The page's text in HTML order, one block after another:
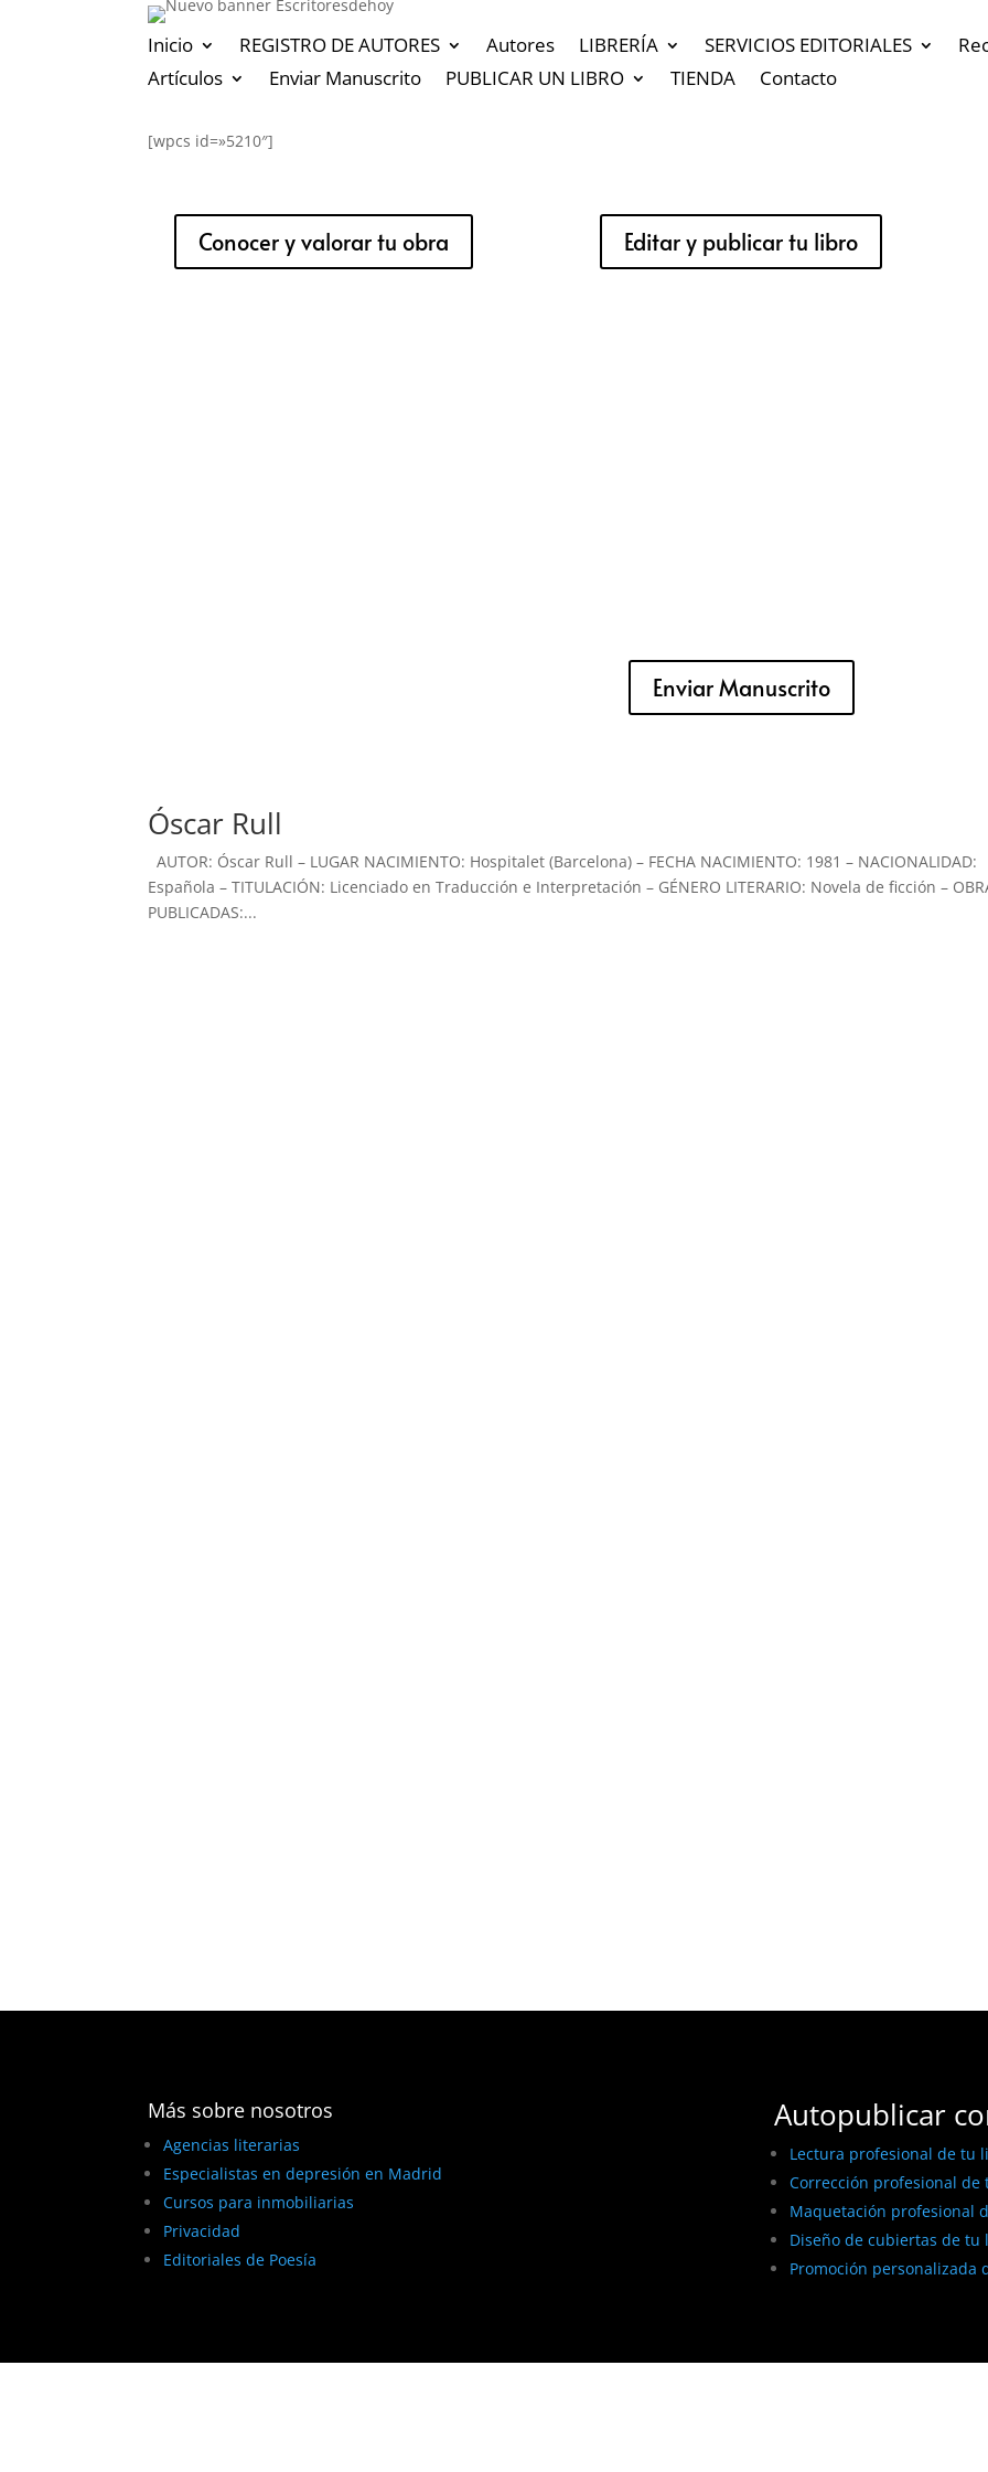
Inicio REGISTRO DE AUTORES Autores LIBRERÍA SERVICIOS EDITORIALES
Artículos
Enviar Manuscrito PUBLICAR UN LIBRO TIENDA Contacto
[wpcs id=»5210″]
Conocer y valorar tu obra Editar y publicar tu libro
Enviar Manuscrito
Óscar Rull
AUTOR: Óscar Rull – LUGAR NACIMIENTO: Hospitalet (Barcelona) – FECHA NACIMIENTO: 1981 – NACIONALIDAD:
Española – TITULACIÓN: Licenciado en Traducción e Interpretación – GÉNERO LITERARIO: Novela de ficción –
PUBLICADAS:...
Más sobre nosotros
Agencias literarias
Especialistas en depresión en Madrid
Cursos para inmobiliarias
Privacidad
Editoriales de Poesía
Autopublicar
Lectura profesional de tu
Corrección profesional de
Maquetación profesional
Diseño de cubiertas de
Promoción personalizada